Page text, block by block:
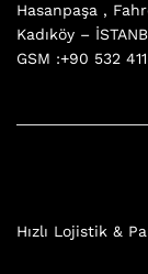
Hasanpaşa ,
Kadıköy –
GSM :+90 532
Hızlı Lojistik &